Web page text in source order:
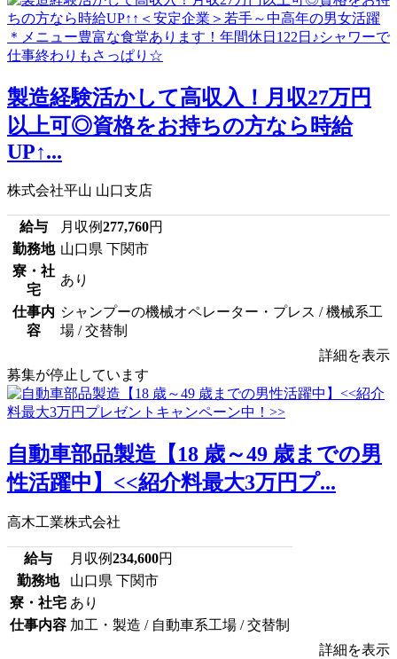
製造経験活かして高収入！月収27万円
以上可◎資格をお持ちの方なら時給
UP↑...
株式会社平山 山口支店
給与 月収例277,760円
勤務地 山口県 下関市
寮・社
宅
あり
仕事内
容
シャンプーの機械オペレーター・プレス / 機械系工
場 / 交替制
詳細を表示
募集が停止しています
自動車部品製造【18 歳～49 歳までの男
性活躍中】<<紹介料最大3万円プ...
高木工業株式会社
給与 月収例234,600円
勤務地
山口県 下関市
寮・社宅 あり
仕事内容 加工・製造 / 自動車系工場 / 交替制
詳細を表示